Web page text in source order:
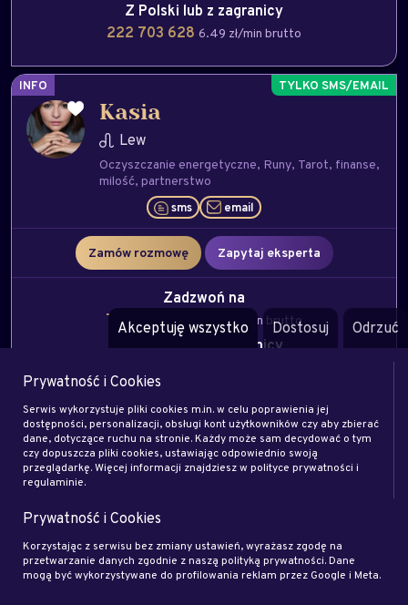
Z Polski lub z zagranicy
222 703 628 6.49 zł/min brutto
INFO
Kasia
Lew
Oczyszczanie energetyczne Runy Tarot finanse
milość partnerstwo
sms email
Zamów rozmowę Zapytaj eksperta
Zadzwoń na
708 708 004
4.92 zł/min brutto
Z Polski lub z zagranicy
Ester
Baran
Jasnowidzenie
email
Akceptuję wszystko Dostosuj Odrzuć
Prywatność i Cookies
Serwis wykorzystuje pliki cookies m.in. w celu poprawienia jej
dostępności, personalizacji, obsługi kont użytkowników czy aby zbierać
dane, dotyczące ruchu na stronie. Każdy może sam decydować o tym
czy dopuszcza pliki cookies, ustawiając odpowiednio swoją
przeglądarkę. Więcej informacji znajdziesz w polityce prywatności i
regulaminie.
Prywatność i Cookies
Korzystając z serwisu bez zmiany ustawień, wyrażasz zgodę na
przetwarzanie danych zgodnie z naszą polityką prywatności. Dane
mogą być wykorzystywane do profilowania reklam przez Google i Meta.